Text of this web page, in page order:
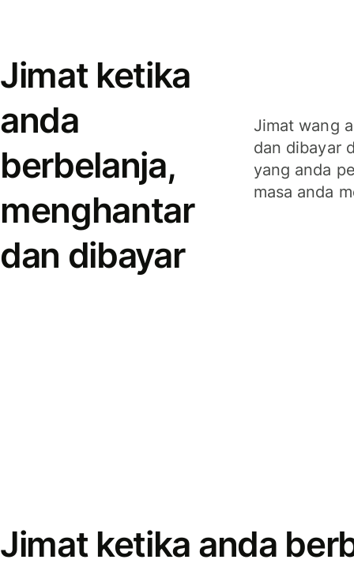
Jimat ketika
anda
berbelanja,
menghantar
dan dibayar
Jimat wang
dan dibayar
yang anda
masa anda
Jimat ketika anda